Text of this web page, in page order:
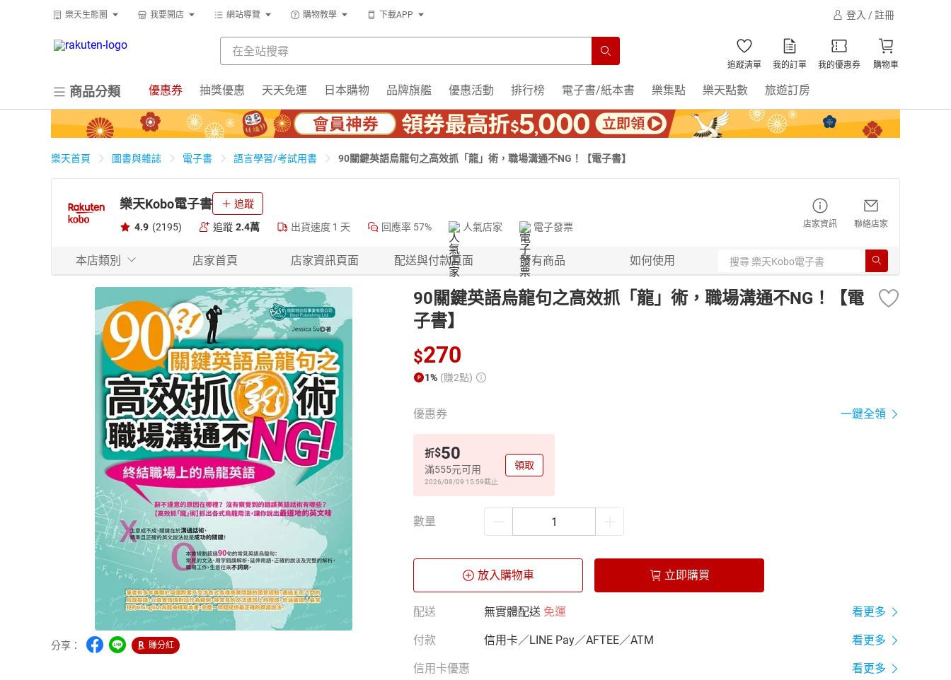
樂天生態圈 我要開店 網站導覽 購物教學 下載APP 登入 / 註冊
追蹤清單 我的訂單 我的優惠券 購物車
商品分類 優惠券 抽獎優惠 天天免運 日本購物 品牌旗艦 優惠活動 排行榜 電子書/紙本書 樂集點 樂天點數 旅遊訂房
樂天首頁 圖書與雜誌 電子書 語言學習/考試用書 90關鍵英語烏龍句之高效抓「龍」術，職場溝通不NG！【電子書】
樂天Kobo電子書 追蹤
4.9 (2195) 追蹤 2.4萬 出貨速度 1 天 回應率 57% 人氣店家 電子發票 店家資訊 聯絡店家
本店類別 店家首頁 店家資訊頁面 配送與付款頁面 所有商品 如何使用
分享： 賺分紅
90關鍵英語烏龍句之高效抓「龍」術，職場溝通不NG！【電
子書】
$270
1% (賺2點)
優惠券 一鍵全領
折$50
滿555元可用
2026/08/09 15:59截止
領取
數量
放入購物車 立即購買
配送 無實體配送 免運 看更多
付款 信用卡／LINE Pay／AFTEE／ATM 看更多
信用卡優惠 看更多